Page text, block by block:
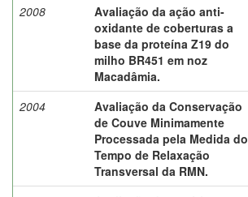
2008
Avaliação da ação anti-
oxidante de coberturas a
base da proteína Z19 do
milho BR451 em noz
Macadâmia.
2004
Avaliação da Conservação
de Couve Minimamente
Processada pela Medida do
Tempo de Relaxação
Transversal da RMN.